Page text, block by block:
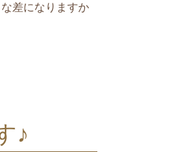
差になりますか
♪